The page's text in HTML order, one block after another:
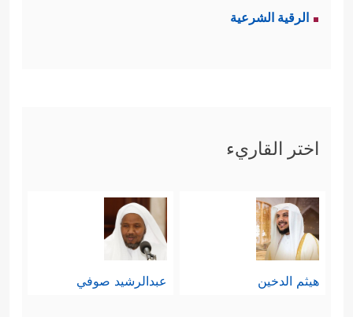
الرقية الشرعية
اختر القاريء
هيثم الدخين عبدالرشيد صوفي